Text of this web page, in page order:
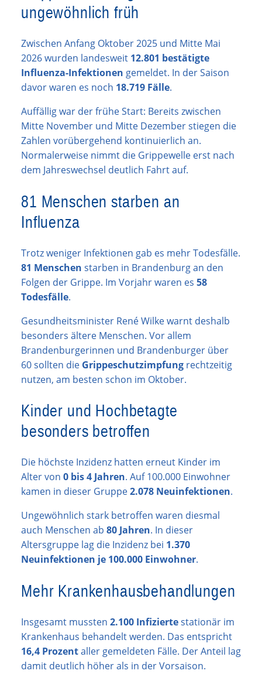
ungewöhnlich früh
Zwischen Anfang Oktober 2025 und Mitte Mai
2026 wurden landesweit 12.801 bestätigte
Influenza-Infektionen gemeldet. In der Saison
davor waren es noch 18.719 Fälle.
Auffällig war der frühe Start: Bereits zwischen
Mitte November und Mitte Dezember stiegen die
Zahlen vorübergehend kontinuierlich an.
Normalerweise nimmt die Grippewelle erst nach
dem Jahreswechsel deutlich Fahrt auf.
81 Menschen starben an
Influenza
Trotz weniger Infektionen gab es mehr Todesfälle.
81 Menschen starben in Brandenburg an den
Folgen der Grippe. Im Vorjahr waren es 58
Todesfälle.
Gesundheitsminister René Wilke warnt deshalb
besonders ältere Menschen. Vor allem
Brandenburgerinnen und Brandenburger über
60 sollten die Grippeschutzimpfung rechtzeitig
nutzen, am besten schon im Oktober.
Kinder und Hochbetagte
besonders betroffen
Die höchste Inzidenz hatten erneut Kinder im
Alter von 0 bis 4 Jahren. Auf 100.000 Einwohner
kamen in dieser Gruppe2.078 Neuinfektionen.
Ungewöhnlich stark betroffen waren diesmal
auch Menschen ab 80 Jahren. In dieser
Altersgruppe lag die Inzidenz bei 1.370
Neuinfektionen je 100.000 Einwohner.
Mehr Krankenhausbehandlungen
Insgesamt mussten 2.100 Infiziertestationär im
Krankenhaus behandelt werden. Das entspricht
16,4 Prozentaller gemeldeten Fälle. Der Anteil lag
damit deutlich höher als in der Vorsaison.